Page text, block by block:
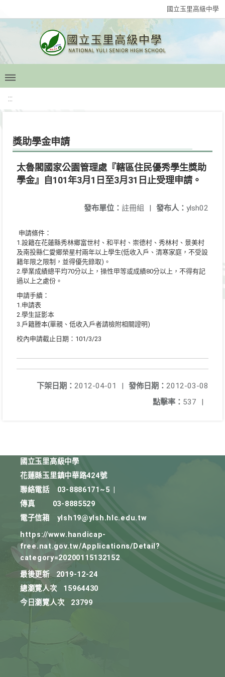
國立玉里高級中學
:::
獎助學金申請
太魯閣國家公園管理處『轄區住民優秀學生獎助
學金』自101年3月1日至3月31日止受理申請。
發布人： ylsh02
發布單位： 註冊組 |
申請條件：
1.設籍在花蓮縣秀林鄉富世村、和平村、崇德村、秀林村、景美村
及南投縣仁愛鄉榮星村兩年以上學生(低收入戶、清寒家庭，不受設
籍年限之限制，並得優先錄取)。
2.學業成績總平均70分以上，操性甲等或成績80分以上，不得有記
過以上之處份。
申請手續：
1.申請表
2.學生証影本
3.戶籍謄本(單親、低收入戶者請檢附相關證明)
校內申請截止日期：101/3/23
發佈日期： 2012-03-08
下架日期： 2012-04-01
|
點擊率： 537 |
國立玉里高級中學
花蓮縣玉里鎮中華路424號
聯絡電話
03-8886171~5
傳真
03-8885529
電子信箱
ylsh19@ylsh.hlc.edu.tw
https://www.handicap-
free.nat.gov.tw/Applications/Detail?
category=20200115132152
最後更新
2019-12-24
總瀏覽人次
15964430
今日瀏覽人次
23799